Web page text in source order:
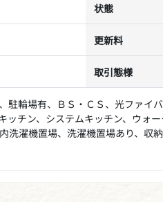
状態
更新料
取引態様
駐輪場有、ＢＳ・ＣＳ、光ファイ
ッチン、システムキッチン、ウォ
洗濯機置場、洗濯機置場あり、収